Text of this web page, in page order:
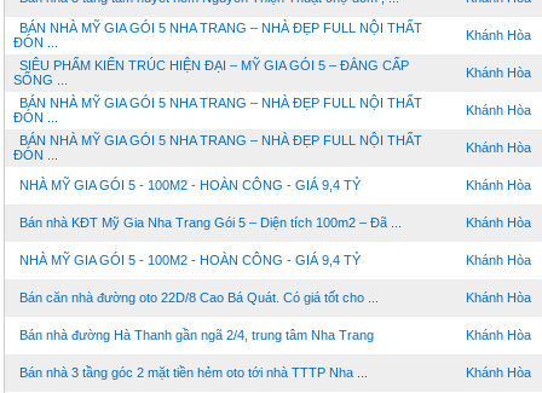
BÁN NHÀ MỸ GIA GÓI 5 NHA TRANG – NHÀ ĐẸP FULL NỘI THẤT
ĐÓN ...
Khánh Hòa
SIÊU PHẨM KIẾN TRÚC HIỆN ĐẠI – MỸ GIA GÓI 5 – ĐẲNG CẤP
SỐNG ...
Khánh Hòa
BÁN NHÀ MỸ GIA GÓI 5 NHA TRANG – NHÀ ĐẸP FULL NỘI THẤT
ĐÓN ...
Khánh Hòa
BÁN NHÀ MỸ GIA GÓI 5 NHA TRANG – NHÀ ĐẸP FULL NỘI THẤT
ĐÓN ...
Khánh Hòa
NHÀ MỸ GIA GÓI 5 - 100M2 - HOÀN CÔNG - GIÁ 9,4 TỶ Khánh Hòa
Bán nhà KĐT Mỹ Gia Nha Trang Gói 5 – Diện tích 100m2 – Đã ... Khánh Hòa
NHÀ MỸ GIA GÓI 5 - 100M2 - HOÀN CÔNG - GIÁ 9,4 TỶ Khánh Hòa
Bán căn nhà đường oto 22D/8 Cao Bá Quát. Có giá tốt cho ... Khánh Hòa
Bán nhà đường Hà Thanh gần ngã 2/4, trung tâm Nha Trang Khánh Hòa
Bán nhà 3 tầng góc 2 mặt tiền hẻm oto tới nhà TTTP Nha ... Khánh Hòa